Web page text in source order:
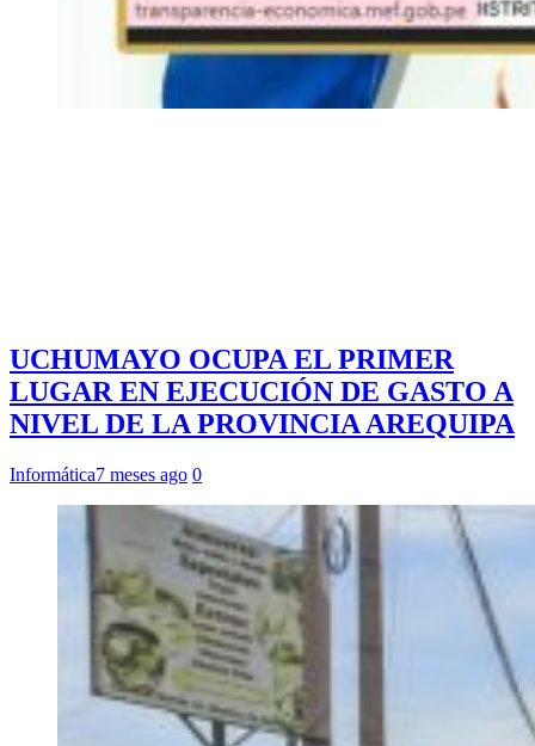
UCHUMAYO OCUPA EL PRIMER
LUGAR EN EJECUCIÓN DE GASTO A
NIVEL DE LA PROVINCIA AREQUIPA
Informática7 meses ago 0